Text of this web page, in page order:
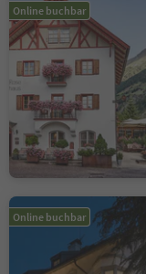
Online buchbar
Online buchbar